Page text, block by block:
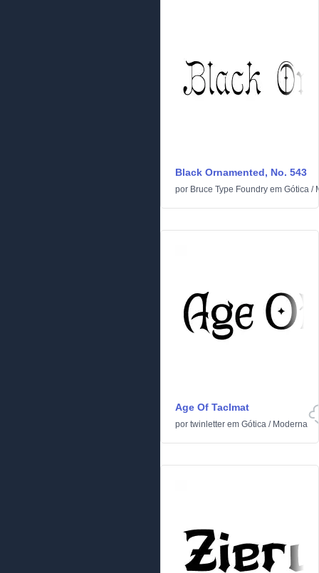
Black Ornamented, No. 543
por Bruce Type Foundry em Gótica /
Age Of Taclmat
por twinletter em Gótica / Moderna